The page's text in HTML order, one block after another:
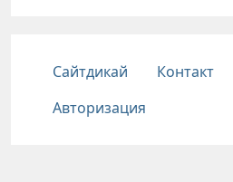
Подвал
Сайтдикай Контакт
Авторизация